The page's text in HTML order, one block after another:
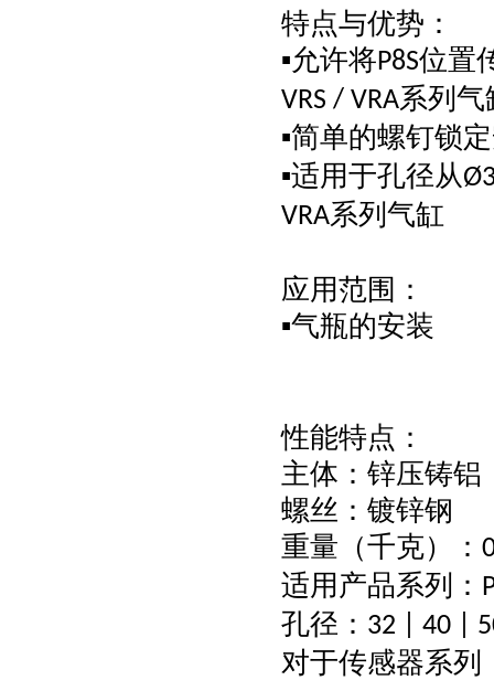
特点与优势：
▪允许将P8S位置
VRS / VRA系列气
▪简单的螺钉锁
▪适用于孔径从Ø
VRA系列气缸
应用范围：
▪气瓶的安装
性能特点：
主体：锌压铸铝
螺丝：镀锌钢
重量（千克）：
适用产品系列：
孔径： 32 | 40 |
对于传感器系列